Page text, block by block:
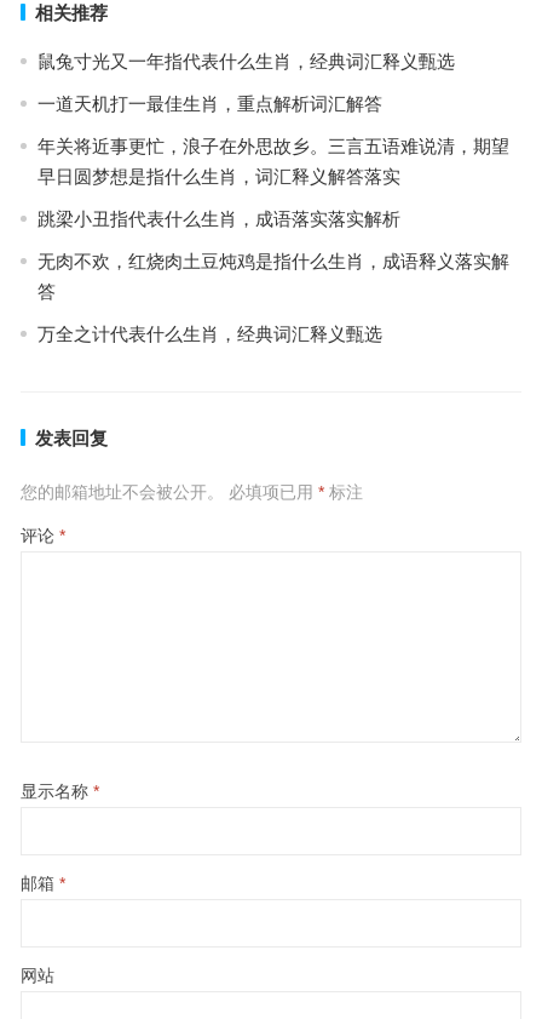
相关推荐
鼠兔寸光又一年指代表什么生肖，经典词汇释义甄选
一道天机打一最佳生肖，重点解析词汇解答
年关将近事更忙，浪子在外思故乡。三言五语难说清，期望
早日圆梦想是指什么生肖，词汇释义解答落实
跳梁小丑指代表什么生肖，成语落实落实解析
无肉不欢，红烧肉土豆炖鸡是指什么生肖，成语释义落实解
答
万全之计代表什么生肖，经典词汇释义甄选
发表回复
您的邮箱地址不会被公开。 必填项已用 *标注
评论 *
显示名称 *
邮箱 *
网站